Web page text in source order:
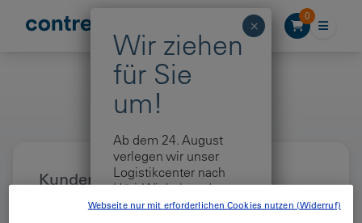
0
Kundenbereich
Login
Ab dem 24. August
verlegen wir unser
Logistikcenter nach
Höri. Wir halten den
Betrieb wie gewohnt
Webseite nur mit erforderlichen Cookies nutzen (Widerruf)